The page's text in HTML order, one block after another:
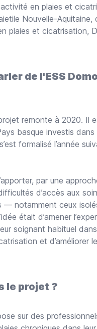
en plaies et
Nouvelle-
plaies et cicatrisation,
de l'ESS
remonte à 2020. Il
basque investis
formalisé l’année
par une
d’accès aux
— notamment ceux
était d’amener
soignant habituel
et d’améliorer
le projet ?
sur des